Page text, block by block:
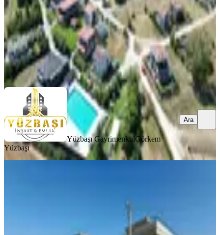
5.250.000 ₺
Yüzbaşı GayrimenkulGörkem Yüzbaşı
Ara
Yüzbaşı GayrimenkulGörkem
Yüzbaşı
Ara
Arıtma, Doğalgaz +9·14.640/m²
29.07.2026